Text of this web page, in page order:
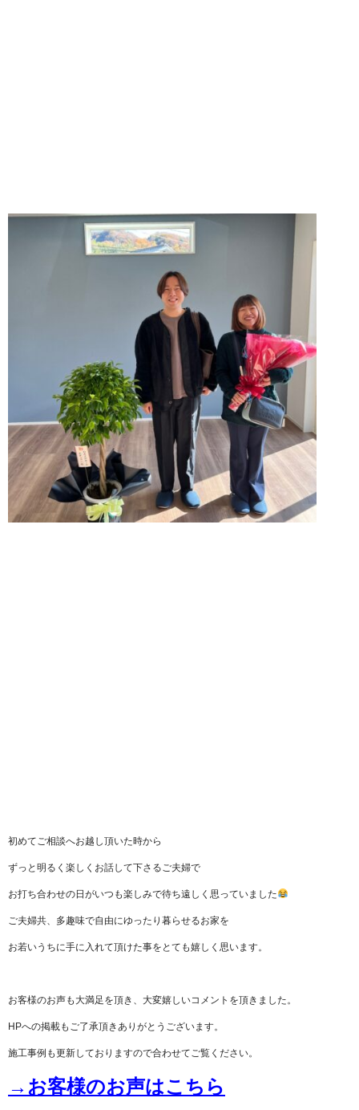
初めてご相談へお越し頂いた時から
ずっと明るく楽しくお話して下さるご夫婦で
お打ち合わせの日がいつも楽しみで待ち遠しく思っていました
ご夫婦共、多趣味で自由にゆったり暮らせるお家を
お若いうちに手に入れて頂けた事をとても嬉しく思います。
お客様のお声も大満足を頂き、大変嬉しいコメントを頂きました。
HPへの掲載もご了承頂きありがとうございます。
施工事例も更新しておりますので合わせてご覧ください。
→ お客様のお声はこちら